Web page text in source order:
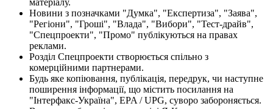
Новини з позначками "Думка", "Експертиза", "Заява",
"Регіони", "Гроші", "Влада", "Вибори", "Тест-драйв",
"Спецпроекти", "Промо" публікуються на правах
реклами.
Розділ Спецпроекти створюється спільно з
комерційними партнерами.
Будь яке копіювання, публікація, передрук, чи наступне
поширення інформації, що містить посилання на
"Інтерфакс-Україна", EPA / UPG, суворо забороняється.